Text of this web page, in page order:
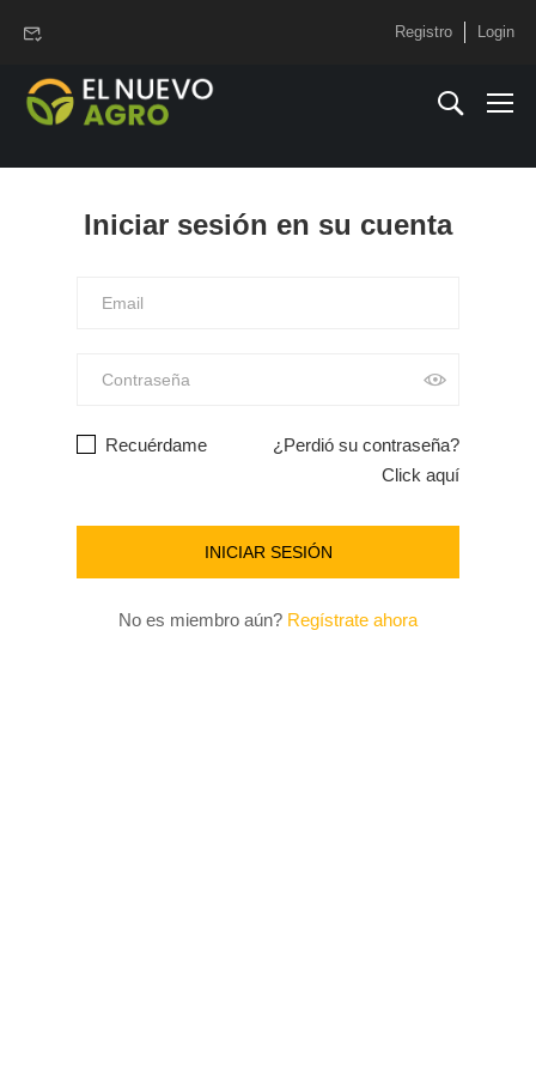
Registro Login
Iniciar sesión en su cuenta
Alternative:
¿Perdió su contraseña?
Click aquí
Recuérdame
No es miembro aún? Regístrate ahora